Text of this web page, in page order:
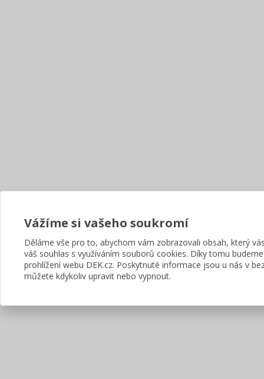
Vážíme si vašeho soukromí
Děláme vše pro to, abychom vám zobrazovali obsah, který
váš souhlas s využíváním souborů cookies. Díky tomu
prohlížení webu DEK.cz. Poskytnuté informace jsou u nás v
můžete kdykoliv upravit nebo vypnout.